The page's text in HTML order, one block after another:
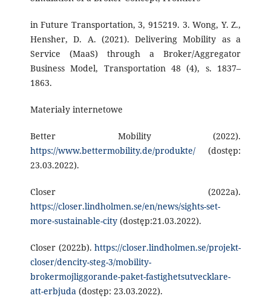
in Future Transportation, 3, 915219. 3. Wong, Y. Z.,
Hensher, D. A. (2021). Delivering Mobility as a
Service (MaaS) through a Broker/Aggregator
Business Model, Transportation 48 (4), s. 1837–
1863.
Materiały internetowe
Better Mobility (2022).
https://www.bettermobility.de/produkte/(dostęp:
23.03.2022).
Closer (2022a).
https://closer.lindholmen.se/en/news/sights-set-
more-sustainable-city(dostęp:21.03.2022).
Closer (2022b).https://closer.lindholmen.se/projekt-
closer/dencity-steg-3/mobility-
brokermojliggorande-paket-fastighetsutvecklare-
att-erbjuda(dostęp: 23.03.2022).